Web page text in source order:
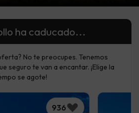
ha caducado...
No te preocupes. Tenemos
seguro te van a encantar. ¡Elige la
se agote!
936